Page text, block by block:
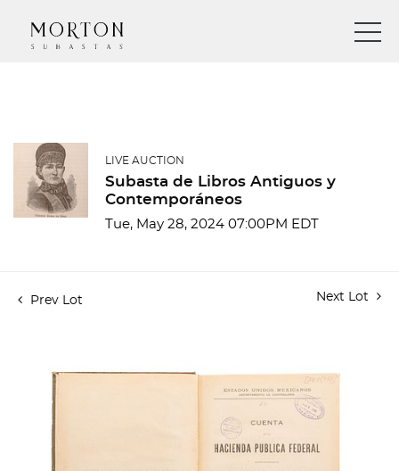
LIVE AUCTION
Subasta de Libros Antiguos y
Contemporáneos
Tue, May 28, 2024 07:00PM EDT
Prev Lot Next Lot